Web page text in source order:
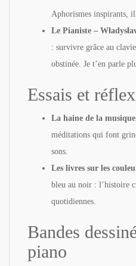
Aphorismes inspirants,
Le Pianiste –
: survivre grâce au
obstinée. Je t’en parle
Essais et
La haine de la
méditations qui font
sons.
Les livres sur les
bleu au noir : l’histoire
quotidiennes.
Bandes
piano